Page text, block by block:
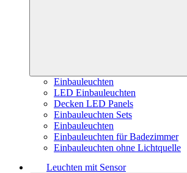
Einbauleuchten
LED Einbauleuchten
Decken LED Panels
Einbauleuchten Sets
Einbauleuchten
Einbauleuchten für Badezimmer
Einbauleuchten ohne Lichtquelle
Leuchten mit Sensor